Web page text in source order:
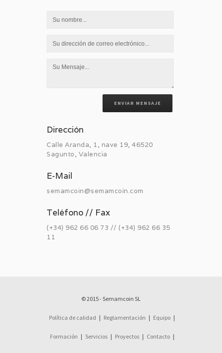
ENVIAR MENSAJE
Dirección
Calle Aranda, 1, nave 19, 46520
Sagunto, Valencia
E-Mail
semamcoin@semamcoin.com
Teléfono // Fax
(+34) 962 66 06 73 // (+34) 962 66 35
11
© 2015 - Semamcoin SL
Política de calidad | Reglamentación | Equipo |
Formación | Servicios | Proyectos | Contacto |